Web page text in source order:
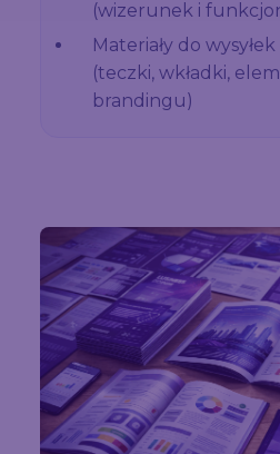
(wizerunek i
Materiały do
(teczki, wkładki,
brandingu)